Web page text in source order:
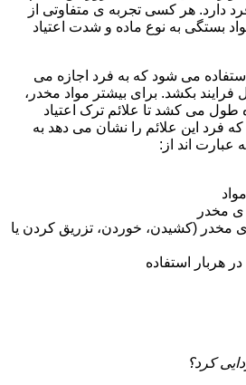
دارد. هر کسی تجربه ی متفاوتی از
بستگی به نوع ماده و شدت اعتیاد
می شود که به فرد اجازه می
بکشد. برای بیشتر مواد مخدر،
طول می کشد تا علائم ترک اعتیاد
فرد این علائم را نشان می دهد به
عبارت اند از:
ی مخدر
(کشیدن، خوردن، تزریق کردن یا
هربار استفاده
کرد؟